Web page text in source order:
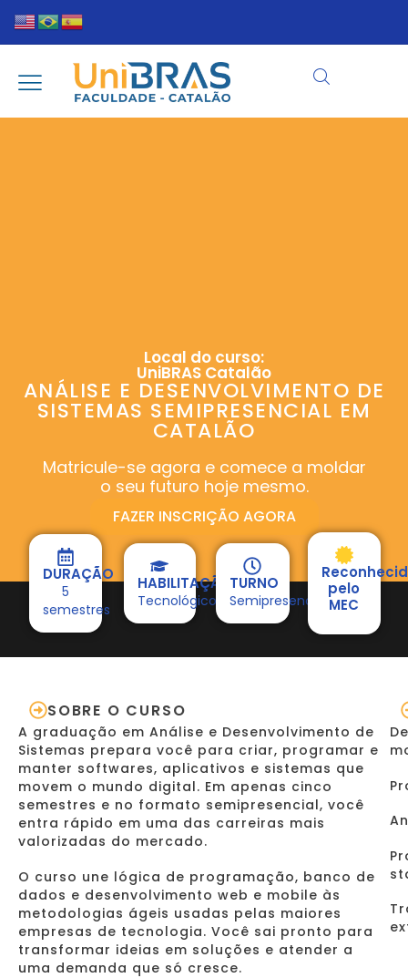
Local do curso:
UniBRAS Catalão
ANÁLISE E DESENVOLVIMENTO DE
SISTEMAS SEMIPRESENCIAL EM
CATALÃO
Matricule-se agora e comece a moldar
o seu futuro hoje mesmo.
FAZER INSCRIÇÃO AGORA
DURAÇÃO
5
semestres
HABILITAÇÃO
Tecnológico
TURNO
Semipresencial
pelo
MEC
SOBRE O CURSO
A graduação em Análise e Desenvolvimento de
Sistemas prepara você para criar, programar e
manter softwares, aplicativos e sistemas que
movem o mundo digital. Em apenas cinco
semestres e no formato semipresencial, você
entra rápido em uma das carreiras mais
valorizadas do mercado.
O curso une lógica de programação, banco de
dados e desenvolvimento web e mobile às
metodologias ágeis usadas pelas maiores
empresas de tecnologia. Você sai pronto para
transformar ideias em soluções e atender a
uma demanda que só cresce.